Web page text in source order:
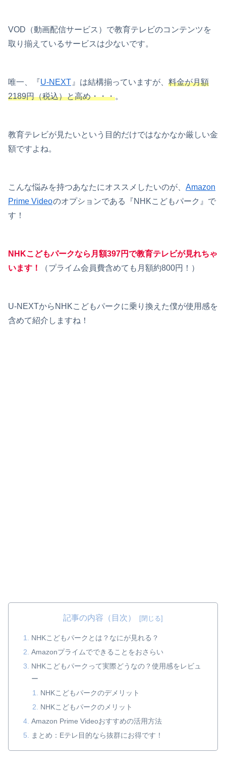
VOD（動画配信サービス）で教育テレビのコンテンツを
取り揃えているサービスは少ないです。
唯一、『U-NEXT 』は結構揃っていますが、 料金が月額
2189円（税込）と高め・・・。
教育テレビが見たいという目的だけではなかなか厳しい金
額ですよね。
こんな悩みを持つあなたにオススメしたいのが、 Amazon
Prime Videoのオプションである『NHKこどもパーク』で
す！
NHKこどもパークなら月額397円で教育テレビが見れちゃ
います！
（プライム会員費含めても月額約800円！）
U-NEXTからNHKこどもパークに乗り換えた僕が使用感を
含めて紹介しますね！
記事の内容（目次）
NHKこどもパークとは？なにが見れる？
Amazonプライムでできることをおさらい
NHKこどもパークって実際どうなの？使用感をレビュ
ー
NHKこどもパークのデメリット
NHKこどもパークのメリット
Amazon Prime Videoおすすめの活用方法
まとめ：Eテレ目的なら抜群にお得です！